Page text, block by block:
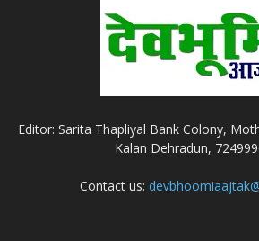
Editor: Sarita Thapliyal Bank Colony,
Kalan Dehradun,
Contact us: